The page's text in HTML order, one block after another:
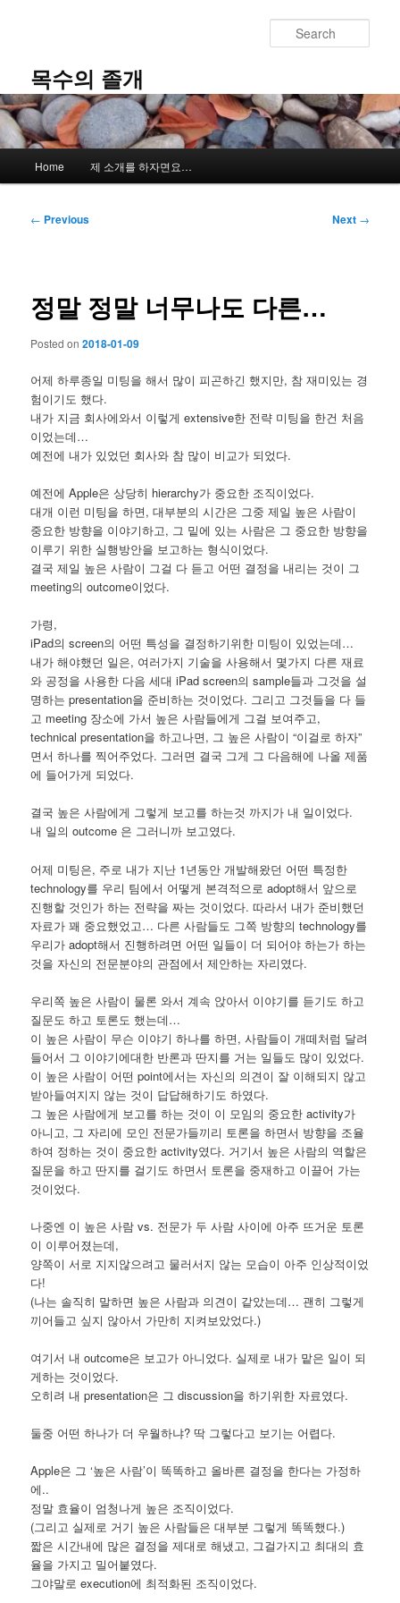
content목수의 졸개
Home 제 소개를 하자면요…
Post
← Previous Next →
정말 정말 너무나도 다른…
Posted on2018-01-09
어제 하루종일 미팅을 해서 많이 피곤하긴 했지만, 참 재미있는 경
험이기도 했다.
내가 지금 회사에와서 이렇게 extensive한 전략 미팅을 한건 처음
이었는데…
예전에 내가 있었던 회사와 참 많이 비교가 되었다.
예전에 Apple은 상당히 hierarchy가 중요한 조직이었다.
대개 이런 미팅을 하면, 대부분의 시간은 그중 제일 높은 사람이
중요한 방향을 이야기하고, 그 밑에 있는 사람은 그 중요한 방향을
이루기 위한 실행방안을 보고하는 형식이었다.
결국 제일 높은 사람이 그걸 다 듣고 어떤 결정을 내리는 것이 그
meeting의 outcome이었다.
가령,
iPad의 screen의 어떤 특성을 결정하기위한 미팅이 있었는데…
내가 해야했던 일은, 여러가지 기술을 사용해서 몇가지 다른 재료
와 공정을 사용한 다음 세대 iPad screen의 sample들과 그것을 설
명하는 presentation을 준비하는 것이었다. 그리고 그것들을 다 들
고 meeting 장소에 가서 높은 사람들에게 그걸 보여주고,
technical presentation을 하고나면, 그 높은 사람이 “이걸로 하자”
면서 하나를 찍어주었다. 그러면 결국 그게 그 다음해에 나올 제품
에 들어가게 되었다.
결국 높은 사람에게 그렇게 보고를 하는것 까지가 내 일이었다.
내 일의 outcome 은 그러니까 보고였다.
어제 미팅은, 주로 내가 지난 1년동안 개발해왔던 어떤 특정한
technology를 우리 팀에서 어떻게 본격적으로 adopt해서 앞으로
진행할 것인가 하는 전략을 짜는 것이었다. 따라서 내가 준비했던
자료가 꽤 중요했었고… 다른 사람들도 그쪽 방향의 technology를
우리가 adopt해서 진행하려면 어떤 일들이 더 되어야 하는가 하는
것을 자신의 전문분야의 관점에서 제안하는 자리였다.
우리쪽 높은 사람이 물론 와서 계속 앉아서 이야기를 듣기도 하고
질문도 하고 토론도 했는데…
이 높은 사람이 무슨 이야기 하나를 하면, 사람들이 개떼처럼 달려
들어서 그 이야기에대한 반론과 딴지를 거는 일들도 많이 있었다.
이 높은 사람이 어떤 point에서는 자신의 의견이 잘 이해되지 않고
받아들여지지 않는 것이 답답해하기도 하였다.
그 높은 사람에게 보고를 하는 것이 이 모임의 중요한 activity가
아니고, 그 자리에 모인 전문가들끼리 토론을 하면서 방향을 조율
하여 정하는 것이 중요한 activity였다. 거기서 높은 사람의 역할은
질문을 하고 딴지를 걸기도 하면서 토론을 중재하고 이끌어 가는
것이었다.
나중엔 이 높은 사람 vs. 전문가 두 사람 사이에 아주 뜨거운 토론
이 이루어졌는데,
양쪽이 서로 지지않으려고 물러서지 않는 모습이 아주 인상적이었
다!
(나는 솔직히 말하면 높은 사람과 의견이 같았는데… 괜히 그렇게
끼어들고 싶지 않아서 가만히 지켜보았었다.)
여기서 내 outcome은 보고가 아니었다. 실제로 내가 맡은 일이 되
게하는 것이었다.
오히려 내 presentation은 그 discussion을 하기위한 자료였다.
둘중 어떤 하나가 더 우월하냐? 딱 그렇다고 보기는 어렵다.
Apple은 그 ‘높은 사람’이 똑똑하고 올바른 결정을 한다는 가정하
에..
정말 효율이 엄청나게 높은 조직이었다.
(그리고 실제로 거기 높은 사람들은 대부분 그렇게 똑똑했다.)
짧은 시간내에 많은 결정을 제대로 해냈고, 그걸가지고 최대의 효
율을 가지고 밀어붙였다.
그야말로 execution에 최적화된 조직이었다.